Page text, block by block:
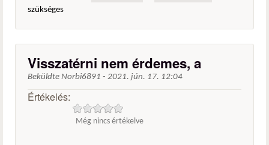
szükséges
Visszatérni nem érdemes, a
Beküldte Norbi6891 - 2021. jún. 17. 12:04
Értékelés:
Még nincs értékelve